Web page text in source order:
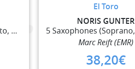
5 Saxophones (Soprano, Alto, 2 Ténor, Baryton)
El Toro
NORIS GUNTER
Marc Reift (EMR)
38,20€